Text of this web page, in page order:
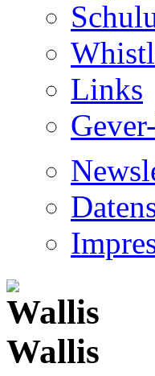
Links
Wallis